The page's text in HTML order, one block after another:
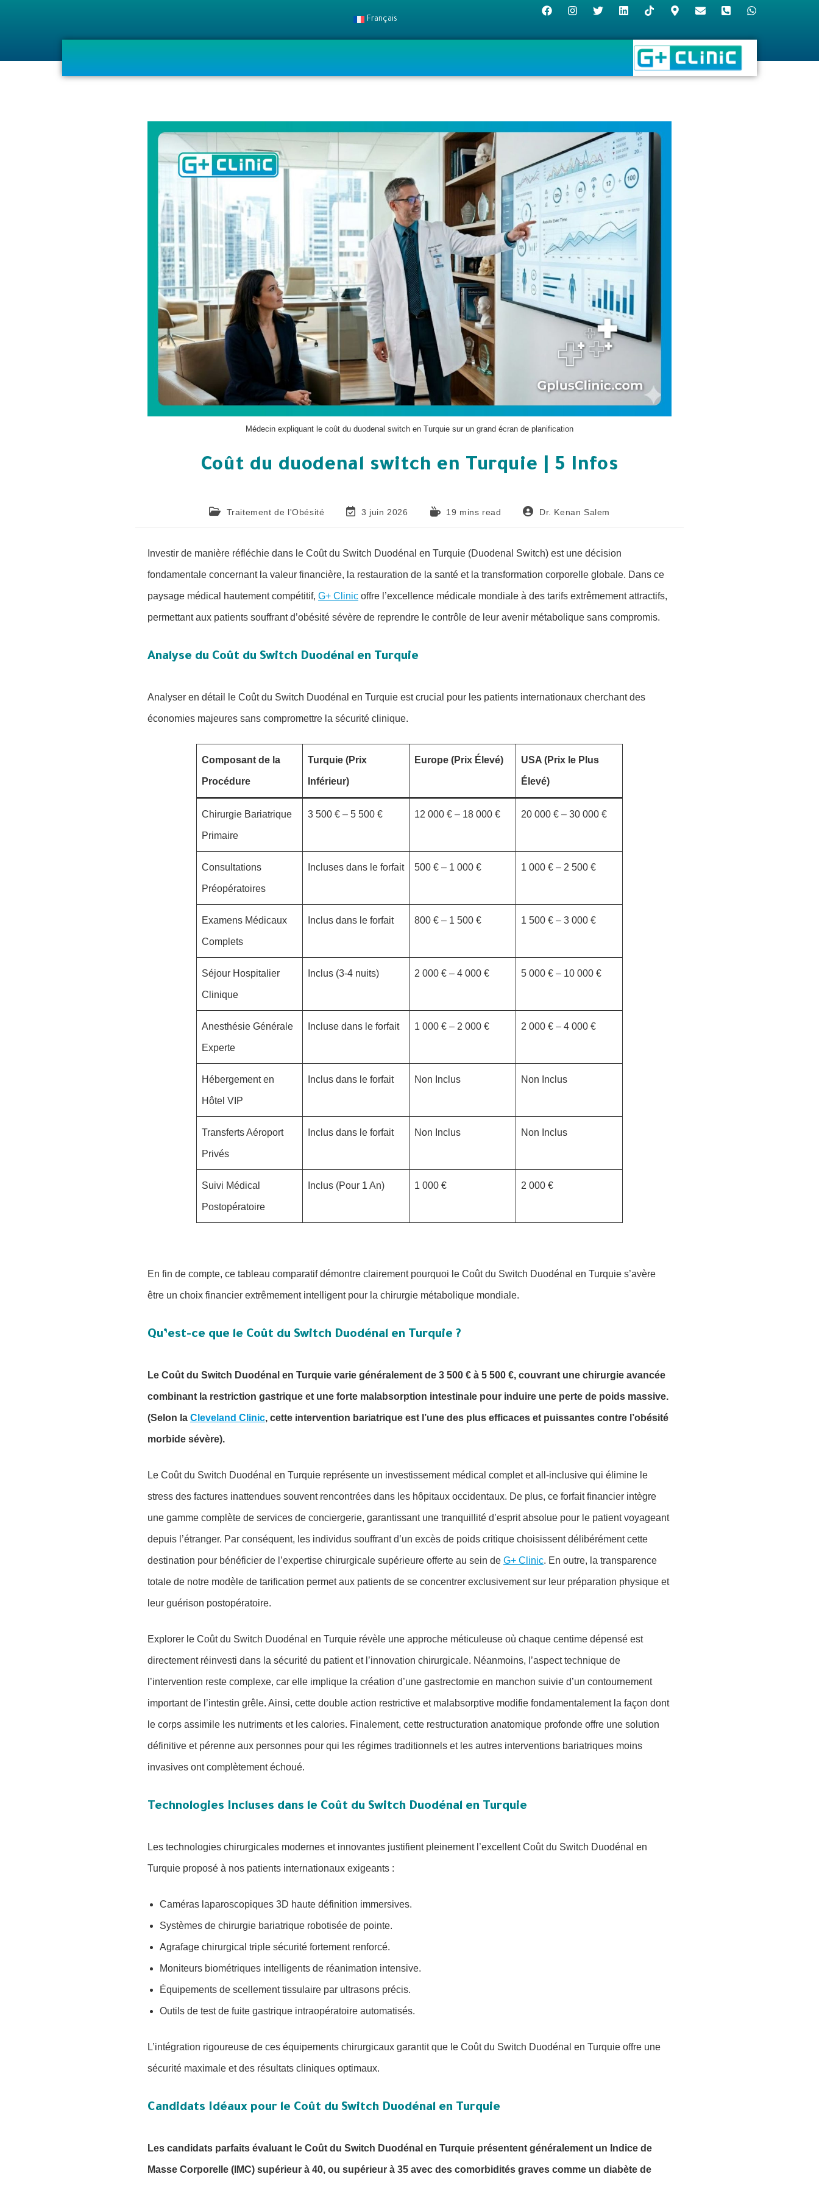
Français
Médecin expliquant le coût du duodenal switch en Turquie sur un grand écran de planification
Coût du duodenal switch en Turquie | 5 Infos
Traitement de l'Obésité 3 juin 2026 19 mins read Dr. Kenan Salem
Investir de manière réfléchie dans le Coût du Switch Duodénal en Turquie (Duodenal Switch) est une décision
fondamentale concernant la valeur financière, la restauration de la santé et la transformation corporelle globale. Dans ce
paysage médical hautement compétitif, G+ Clinic offre l’excellence médicale mondiale à des tarifs extrêmement attractifs,
permettant aux patients souffrant d’obésité sévère de reprendre le contrôle de leur avenir métabolique sans compromis.
Analyse du Coût du Switch Duodénal en Turquie
Analyser en détail le Coût du Switch Duodénal en Turquie est crucial pour les patients internationaux cherchant des
économies majeures sans compromettre la sécurité clinique.
Composant de la
Procédure
Turquie (Prix
Inférieur)
Europe (Prix Élevé) USA (Prix le Plus
Élevé)
Chirurgie Bariatrique
Primaire
3 500 € – 5 500 € 12 000 € – 18 000 € 20 000 € – 30 000 €
Consultations
Préopératoires
Incluses dans le forfait 500 € – 1 000 € 1 000 € – 2 500 €
Examens Médicaux
Complets
Inclus dans le forfait 800 € – 1 500 € 1 500 € – 3 000 €
Séjour Hospitalier
Clinique
Inclus (3-4 nuits) 2 000 € – 4 000 € 5 000 € – 10 000 €
Anesthésie Générale
Experte
Incluse dans le forfait 1 000 € – 2 000 € 2 000 € – 4 000 €
Hébergement en
Hôtel VIP
Inclus dans le forfait Non Inclus Non Inclus
Transferts Aéroport
Privés
Inclus dans le forfait Non Inclus Non Inclus
Suivi Médical
Postopératoire
Inclus (Pour 1 An) 1 000 € 2 000 €
En fin de compte, ce tableau comparatif démontre clairement pourquoi le Coût du Switch Duodénal en Turquie s’avère
être un choix financier extrêmement intelligent pour la chirurgie métabolique mondiale.
Qu’est-ce que le Coût du Switch Duodénal en Turquie ?
Le Coût du Switch Duodénal en Turquie varie généralement de 3 500 € à 5 500 €, couvrant une chirurgie avancée
combinant la restriction gastrique et une forte malabsorption intestinale pour induire une perte de poids massive.
(Selon la Cleveland Clinic, cette intervention bariatrique est l’une des plus efficaces et puissantes contre l’obésité
morbide sévère).
Le Coût du Switch Duodénal en Turquie représente un investissement médical complet et all-inclusive qui élimine le
stress des factures inattendues souvent rencontrées dans les hôpitaux occidentaux. De plus, ce forfait financier intègre
une gamme complète de services de conciergerie, garantissant une tranquillité d’esprit absolue pour le patient voyageant
depuis l’étranger. Par conséquent, les individus souffrant d’un excès de poids critique choisissent délibérément cette
destination pour bénéficier de l’expertise chirurgicale supérieure offerte au sein de G+ Clinic. En outre, la transparence
totale de notre modèle de tarification permet aux patients de se concentrer exclusivement sur leur préparation physique et
leur guérison postopératoire.
Explorer le Coût du Switch Duodénal en Turquie révèle une approche méticuleuse où chaque centime dépensé est
directement réinvesti dans la sécurité du patient et l’innovation chirurgicale. Néanmoins, l’aspect technique de
l’intervention reste complexe, car elle implique la création d’une gastrectomie en manchon suivie d’un contournement
important de l’intestin grêle. Ainsi, cette double action restrictive et malabsorptive modifie fondamentalement la façon dont
le corps assimile les nutriments et les calories. Finalement, cette restructuration anatomique profonde offre une solution
définitive et pérenne aux personnes pour qui les régimes traditionnels et les autres interventions bariatriques moins
invasives ont complètement échoué.
Technologies Incluses dans le Coût du Switch Duodénal en Turquie
Les technologies chirurgicales modernes et innovantes justifient pleinement l’excellent Coût du Switch Duodénal en
Turquie proposé à nos patients internationaux exigeants :
Caméras laparoscopiques 3D haute définition immersives.
Systèmes de chirurgie bariatrique robotisée de pointe.
Agrafage chirurgical triple sécurité fortement renforcé.
Moniteurs biométriques intelligents de réanimation intensive.
Équipements de scellement tissulaire par ultrasons précis.
Outils de test de fuite gastrique intraopératoire automatisés.
L’intégration rigoureuse de ces équipements chirurgicaux garantit que le Coût du Switch Duodénal en Turquie offre une
sécurité maximale et des résultats cliniques optimaux.
Candidats Idéaux pour le Coût du Switch Duodénal en Turquie
Les candidats parfaits évaluant le Coût du Switch Duodénal en Turquie présentent généralement un Indice de
Masse Corporelle (IMC) supérieur à 40, ou supérieur à 35 avec des comorbidités graves comme un diabète de